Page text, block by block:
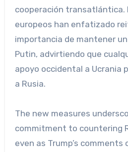
cooperación transatlántica.
europeos han enfatizado
importancia de mantener
Putin, advirtiendo que
apoyo occidental a Ucrania
a Rusia.
The new measures
commitment to countering
even as Trump’s